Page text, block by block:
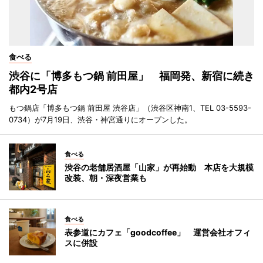
食べる
渋谷に「博多もつ鍋 前田屋」 福岡発、新宿に続き
都内2号店
もつ鍋店「博多もつ鍋 前田屋 渋谷店」（渋谷区神南1、TEL 03-5593-
0734）が7月19日、渋谷・神宮通りにオープンした。
食べる
渋谷の老舗居酒屋「山家」が再始動 本店を大規模
改装、朝・深夜営業も
食べる
表参道にカフェ「goodcoffee」 運営会社オフィ
スに併設